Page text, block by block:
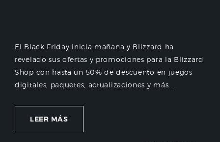
El Black Friday inicia mañana y Blizzard ha
revelado sus ofertas y promociones para la Blizzard
Shop con hasta un 50% de descuento en juegos
digitales, paquetes, actualizaciones y más...
LEER MÁS